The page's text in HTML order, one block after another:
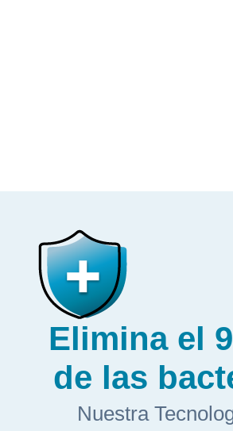
Elimina el
de las
Nuestra